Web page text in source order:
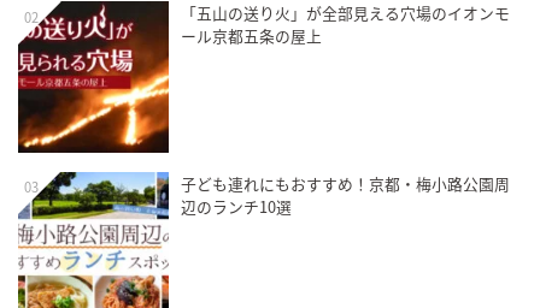
02
「五山の送り火」が全部見える穴場のイオンモ
ール京都五条の屋上
03
子ども連れにもおすすめ！京都・梅小路公園周
辺のランチ10選